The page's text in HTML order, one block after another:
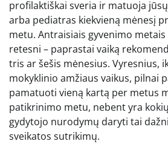
profilaktiškai sveria ir matuoja
arba pediatras kiekvieną mėnesį
metu. Antraisiais gyvenimo
retesni – paprastai vaiką
tris ar šešis mėnesius. Vyresnius,
mokyklinio amžiaus vaikus, pilnai
pamatuoti vieną kartą per metus
patikrinimo metu, nebent yra
gydytojo nurodymų daryti tai
sveikatos sutrikimų.